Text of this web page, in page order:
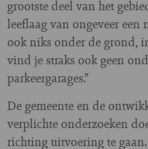
grootste deel van het
leeflaag van ongeveer een
ook niks onder de grond,
vind je straks ook geen
parkeergarages.”
De gemeente en de
verplichte onderzoeken
richting uitvoering te